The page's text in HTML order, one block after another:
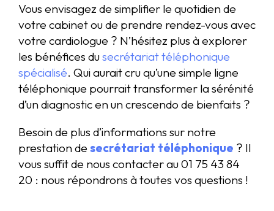
Vous envisagez de simplifier le quotidien de
votre cabinet ou de prendre rendez-vous avec
votre cardiologue ? N’hésitez plus à explorer
les bénéfices dusecrétariat téléphonique
spécialisé. Qui aurait cru qu’une simple ligne
téléphonique pourrait transformer la sérénité
d’un diagnostic en un crescendo de bienfaits ?
Besoin de plus d’informations sur notre
prestation de secrétariat téléphonique ? Il
vous suffit de nous contacter au 01 75 43 84
20 : nous répondrons à toutes vos questions !